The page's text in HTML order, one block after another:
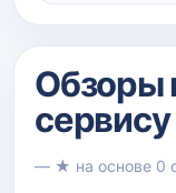
Обзоры
сервису
— ★ на основе 0